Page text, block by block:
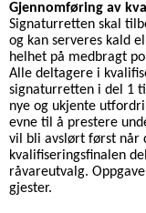
Gjennomføring av
Signaturretten skal
og kan serveres kald
helhet på medbragt
Alle deltagere i
signaturretten i del 1
nye og ukjente
evne til å prestere
vil bli avslørt først når
kvalifiseringsfinalen
råvareutvalg.
gjester.